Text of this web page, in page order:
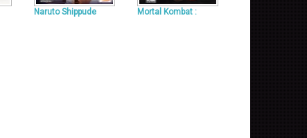
Naruto Shippude Mortal Kombat :